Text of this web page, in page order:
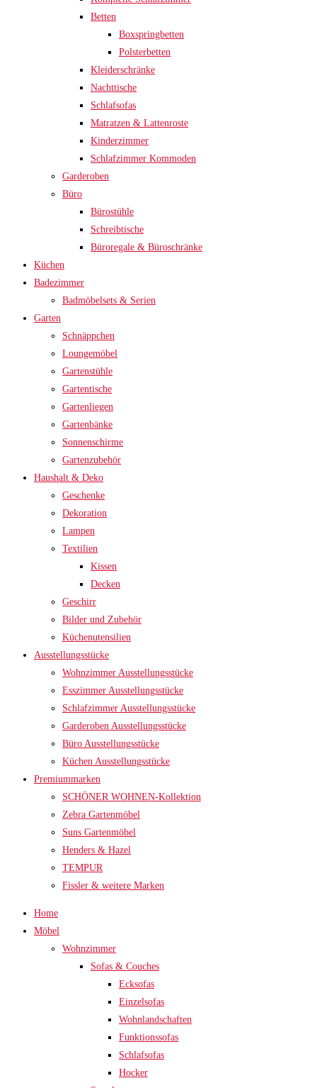
Betten
Boxspringbetten
Polsterbetten
Kleiderschränke
Nachttische
Schlafsofas
Matratzen & Lattenroste
Kinderzimmer
Schlafzimmer Kommoden
Garderoben
Büro
Bürostühle
Schreibtische
Büroregale & Büroschränke
Küchen
Badezimmer
Badmöbelsets & Serien
Garten
Schnäppchen
Loungemöbel
Gartenstühle
Gartentische
Gartenliegen
Gartenbänke
Sonnenschirme
Gartenzubehör
Haushalt & Deko
Geschenke
Dekoration
Lampen
Textilien
Kissen
Decken
Geschirr
Bilder und Zubehör
Küchenutensilien
Ausstellungsstücke
Wohnzimmer Ausstellungsstücke
Esszimmer Ausstellungsstücke
Schlafzimmer Ausstellungsstücke
Garderoben Ausstellungsstücke
Büro Ausstellungsstücke
Küchen Ausstellungsstücke
Premiummarken
SCHÖNER WOHNEN-Kollektion
Zebra Gartenmöbel
Suns Gartenmöbel
Henders & Hazel
TEMPUR
Fissler & weitere Marken
Home
Möbel
Wohnzimmer
Sofas & Couches
Ecksofas
Einzelsofas
Wohnlandschaften
Funktionssofas
Schlafsofas
Hocker